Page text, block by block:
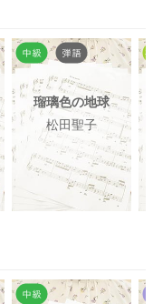
瑠璃色の地球
松田聖子